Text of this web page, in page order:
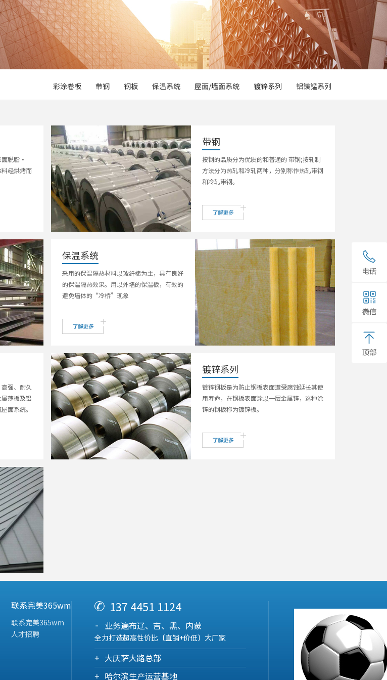
彩涂卷板 带钢 钢板 保温系统 屋面/墙面系统 镀锌系列 铝镁锰系列
面脱脂·
经烘烤而
带钢
按钢的品质分为优质的和普通的 带钢;按轧制
方法分为热轧和冷轧两种，分别称作热轧带钢
和冷轧带钢。
保温系统
采用的保温隔热材料以玻纤棉为主，具有良好
的保温隔热效果。用以外墙的保温板，有效的
避免墙体的“冷桥”现象
强、耐久
薄板及铝
面系统。
镀锌系列
镀锌钢板是为防止钢板表面遭受腐蚀延长其使
用寿命，在钢板表面涂以一层金属锌，这种涂
锌的钢板称为镀锌板。
联系完美365wm
联系完美365wm
人才招聘
137 4451 1124
业务遍布辽、吉、黑、内蒙
全力打造超高性价比〔直销+价低〕大厂家
大庆萨大路总部
哈尔滨生产运营基地